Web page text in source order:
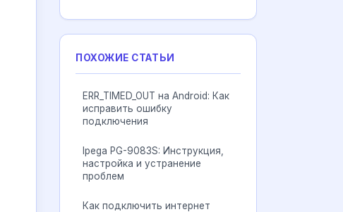
ПОХОЖИЕ СТАТЬИ
ERR_TIMED_OUT на Android: Как
исправить ошибку
подключения
Ipega PG-9083S: Инструкция,
настройка и устранение
проблем
Как подключить интернет